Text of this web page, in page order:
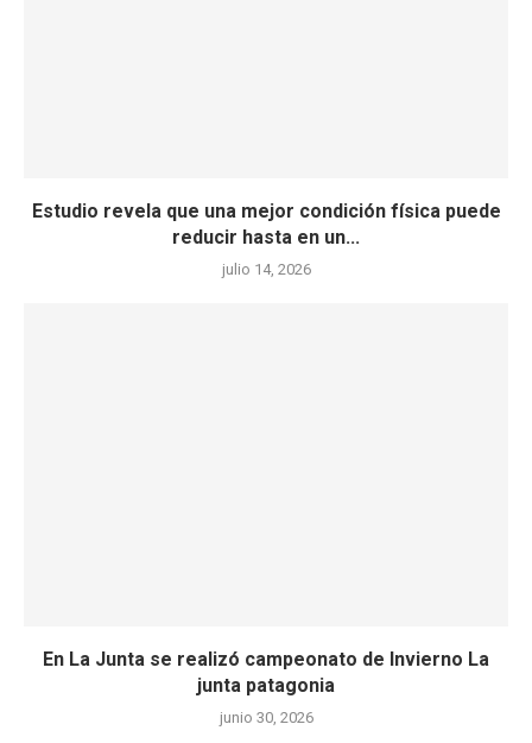
Estudio revela que una mejor condición física puede
reducir hasta en un...
julio 14, 2026
En La Junta se realizó campeonato de Invierno La
junta patagonia
junio 30, 2026